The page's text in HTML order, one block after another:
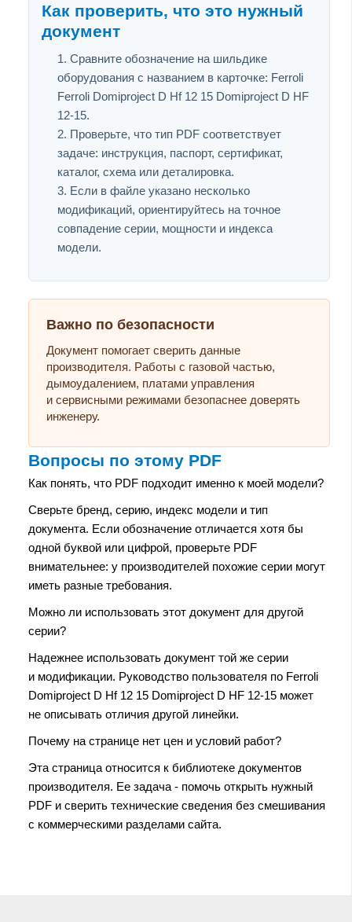
Как проверить, что это нужный
документ
Сравните обозначение на шильдике
оборудования с названием в карточке: Ferroli
Ferroli Domiproject D Hf 12 15 Domiproject D HF
12-15.
Проверьте, что тип PDF соответствует
задаче: инструкция, паспорт, сертификат,
каталог, схема или деталировка.
Если в файле указано несколько
модификаций, ориентируйтесь на точное
совпадение серии, мощности и индекса
модели.
Важно по безопасности
Документ помогает сверить данные
производителя. Работы с газовой частью,
дымоудалением, платами управления
и сервисными режимами безопаснее доверять
инженеру.
Вопросы по этому PDF
Как понять, что PDF подходит именно к моей модели?
Сверьте бренд, серию, индекс модели и тип
документа. Если обозначение отличается хотя бы
одной буквой или цифрой, проверьте PDF
внимательнее: у производителей похожие серии могут
иметь разные требования.
Можно ли использовать этот документ для другой
серии?
Надежнее использовать документ той же серии
и модификации. Руководство пользователя по Ferroli
Domiproject D Hf 12 15 Domiproject D HF 12-15 может
не описывать отличия другой линейки.
Почему на странице нет цен и условий работ?
Эта страница относится к библиотеке документов
производителя. Ее задача - помочь открыть нужный
PDF и сверить технические сведения без смешивания
с коммерческими разделами сайта.